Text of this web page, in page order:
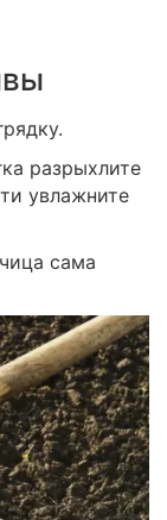
разрыхлите
увлажните
сама